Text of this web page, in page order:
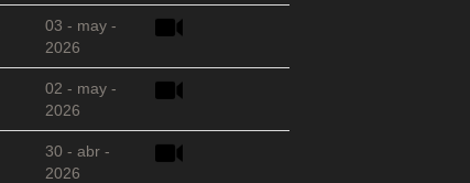
03 - may -
2026
02 - may -
2026
30 - abr -
2026